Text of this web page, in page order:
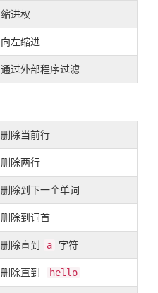
缩进权
向左缩进
通过外部程序过滤
删除当前行
删除两行
删除到下一个单词
删除到词首
删除直到 a 字符
删除直到 hello